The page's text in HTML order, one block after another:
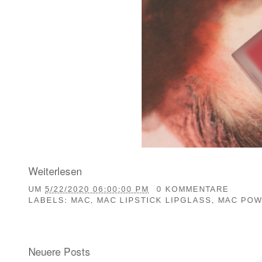
Weiterlesen
UM5/22/2020 06:00:00 PM
0 KOMMENTARE
LABELS:MAC,MAC LIPSTICK LIPGLASS ,MAC
Neuere Posts